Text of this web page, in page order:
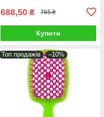
688,50 ₴ 765 ₴
Купити
Топ продажів –10%